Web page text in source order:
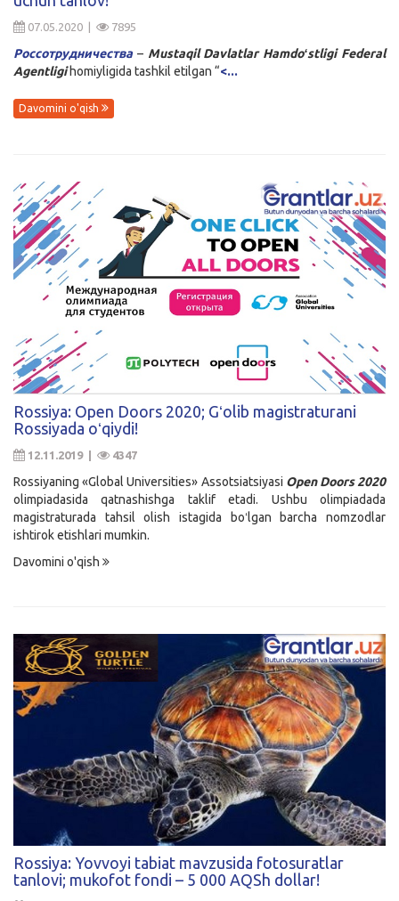
07.05.2020 | 7895
Россотрудничества – Mustaqil Davlatlar Hamdoʻstligi Federal
Agentligihomiyligida tashkil etilgan “<...
Davomini o'qish
Rossiya: Open Doors 2020; Gʻolib magistraturani
Rossiyada oʻqiydi!
12.11.2019 | 4347
Rossiyaning «Global Universities» Assotsiatsiyasi Open Doors 2020
olimpiadasida qatnashishga taklif etadi. Ushbu olimpiadada
magistraturada tahsil olish istagida boʻlgan barcha nomzodlar
ishtirok etishlari mumkin.
Davomini o'qish
Rossiya: Yovvoyi tabiat mavzusida fotosuratlar
tanlovi; mukofot fondi – 5 000 AQSh dollar!